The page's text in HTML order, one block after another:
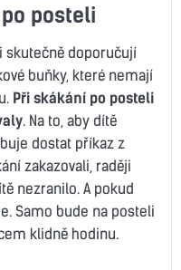
posteli
skutečně doporučují
buňky, které nemají
Při skákání po posteli
. Na to, aby dítě
dostat příkaz z
zakazovali, raději
nezranilo. A pokud
Samo bude na posteli
klidně hodinu.